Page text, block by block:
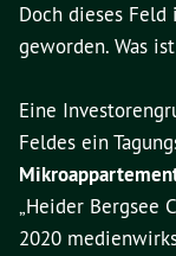
Doch dieses
geworden. Was
Eine
Feldes ein
„Heider Bergsee
2020